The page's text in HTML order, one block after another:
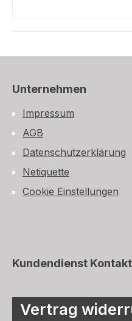
Unternehmen
Impressum
AGB
Datenschutzerklärung
Netiquette
Cookie Einstellungen
Kundendienst Kontakt
Vertrag